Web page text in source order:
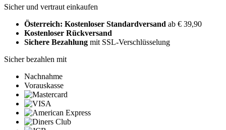
Sicher und vertraut einkaufen
Österreich: Kostenloser Standardversand ab € 39,90
Kostenloser Rückversand
Sichere Bezahlung mit SSL-Verschlüsselung
Sicher bezahlen mit
Nachnahme
Vorauskasse